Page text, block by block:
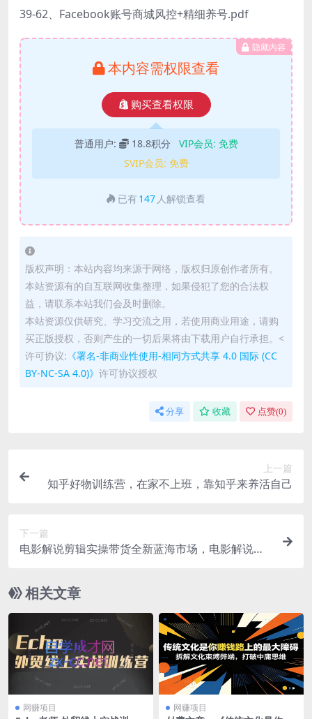
39-62、Facebook账号商城风控+精细养号.pdf
隐藏内容
本内容需权限查看
购买查看权限
普通用户: 18.8积分 VIP会员: 免费
SVIP会员: 免费
已有 147 人解锁查看
版权声明：本站内容均来源于网络，版权归原创作者所有。
本站资源有的自互联网收集整理，如果侵犯了您的合法权
益，请联系本站我们会及时删除。
本站资源仅供研究、学习交流之用，若使用商业用途，请购
买正版授权，否则产生的一切后果将由下载用户自行承担。<
许可协议: 《署名-非商业性使用-相同方式共享 4.0 国际 (CC
BY-NC-SA 4.0)》 许可协议授权
分享 收藏 点赞(0)
上一篇
知乎好物训练营，在家不上班，靠知乎来养活自己
下一篇
电影解说剪辑实操带货全新蓝海市场，电影解说实
相关文章
网赚项目 网赚项目